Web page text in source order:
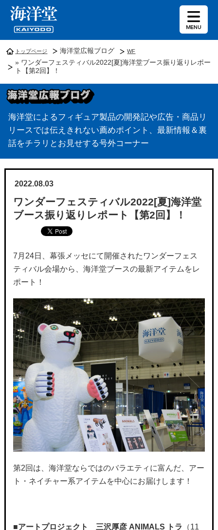
トップページ 海洋堂広報ブログ WF
» ワンダーフェスティバル2022[夏]海洋堂ブース振り返りレポー
ト【第2回】！
海洋堂によるフィギュア製品の開発記や広告・商品リ
リースでは伝えきれない薦めポイント、最新情報＆裏
話をチラリとお見せする号外コーナー
2022.08.03
ワンダーフェスティバル2022[夏]海洋堂
ブース振り返りレポート【第2回】！
7月24日、幕張メッセにて開催されたワンダーフェス
ティバル会場から、海洋堂ブースの最新アイテムをレ
ポート！
第2回は、海洋堂ならではのバラエティに富んだ、アー
ト・ネイチャー系アイテムを中心にお届けします！
■アートプロジェクト 三沢厚彦 ANIMALS トラ
（11